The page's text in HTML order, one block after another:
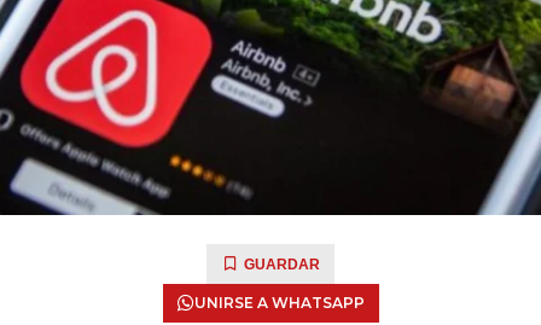
GUARDAR
UNIRSE A WHATSAPP